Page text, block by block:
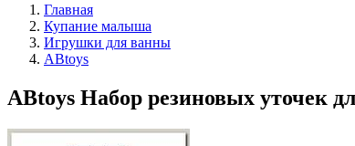
Главная
Купание малыша
Игрушки для ванны
ABtoys
ABtoys Набор резиновых уточек